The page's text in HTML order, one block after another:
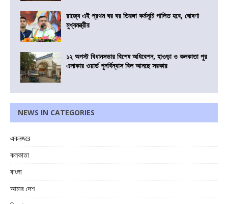
রাজ্যে এই প্রথম ঘর ঘর তিরঙ্গা কর্মসূচি পালিত হবে, ঘোষণা
মুখ্যমন্ত্রীর
১২ অগস্ট বিধানসভার বিশেষ অধিবেশন, হাওড়া ও কলকাতা পুর
এলাকার ওয়ার্ড পুনর্বিন্যাস বিল আনছে সরকার
NEWS IN CATEGORIES
একনজরে
কলকাতা
বাংলা
আমার দেশ